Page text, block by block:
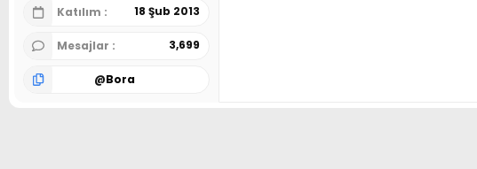
Katılım
18 Şub 2013
Mesajlar 3,699
@Bora